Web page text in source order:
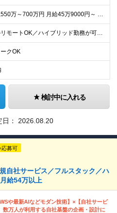
★想定年収550万～700万円 月給45万9000円～ ※上記には固定残業代：11万9480円(固定残業時間45時間/月)を含みます ※超過分は別途支給します ※試用期間3ヵ月あり。期間中の給与・待
★地方フルリモートOK／ハイブリッド勤務が可能！ ★完全自社内勤務／客先常駐一切なし ◆東京都渋谷区南平台町16-28 Daiwa渋谷スクエア 3階 ※(変更の範囲)上記を除く当社関連勤務地
クOK
検討中に入れる
： 2026.08.20
応募可
自社サービス／フルスタック／ハ
給54万以上
や最新AIなどモダン技術】×【自社サービ
数万人が利用する自社基盤の企画・設計に